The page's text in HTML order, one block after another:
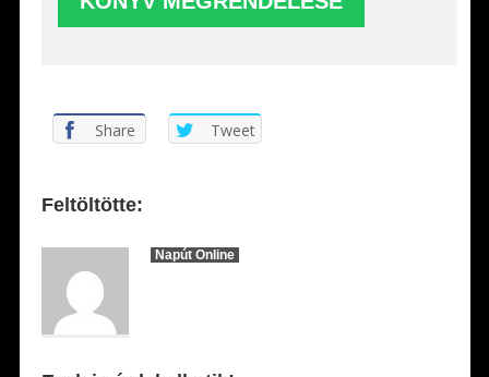
Share Tweet
Feltöltötte:
Napút Online